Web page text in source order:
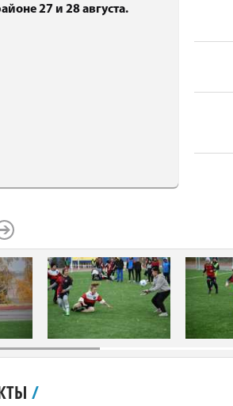
27 и 28 августа.
/